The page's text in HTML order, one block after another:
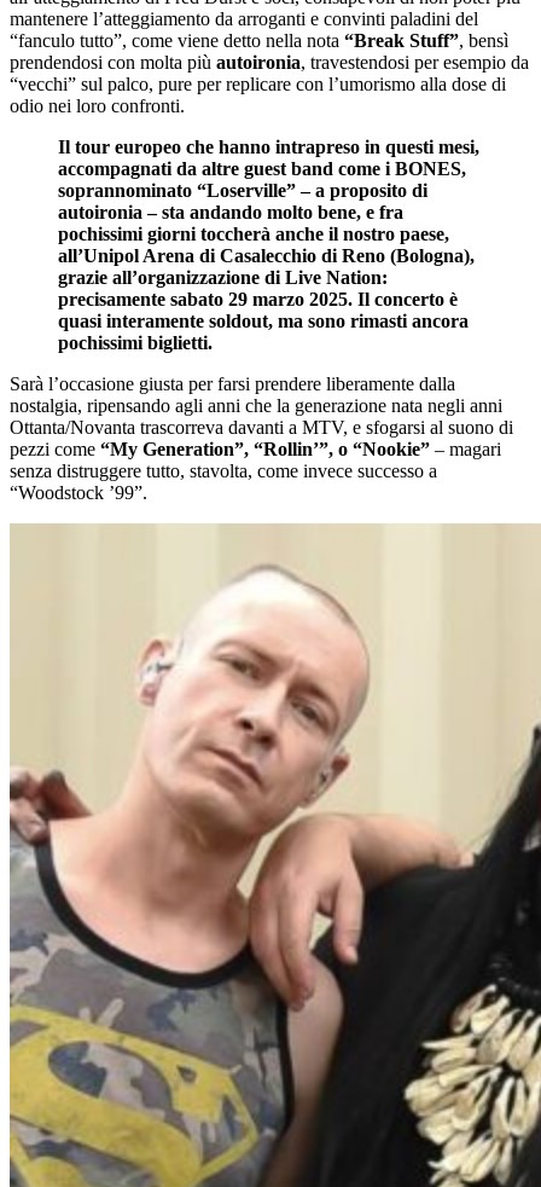
mantenere l’atteggiamento da arroganti e convinti paladini del
“fanculo tutto”, come viene detto nella nota “Break Stuff”, bensì
prendendosi con molta più autoironia, travestendosi per esempio da
“vecchi” sul palco, pure per replicare con l’umorismo alla dose di
odio nei loro confronti.
Il tour europeo che hanno intrapreso in questi mesi,
accompagnati da altre guest band come i BONES,
soprannominato “Loserville” – a proposito di
autoironia – sta andando molto bene, e fra
pochissimi giorni toccherà anche il nostro paese,
all’Unipol Arena di Casalecchio di Reno (Bologna),
grazie all’organizzazione di Live Nation:
precisamente sabato 29 marzo 2025. Il concerto è
quasi interamente soldout, ma sono rimasti ancora
pochissimi biglietti.
Sarà l’occasione giusta per farsi prendere liberamente dalla
nostalgia, ripensando agli anni che la generazione nata negli anni
Ottanta/Novanta trascorreva davanti a MTV, e sfogarsi al suono di
pezzi come “My Generation”, “Rollin’”, o “Nookie” – magari
senza distruggere tutto, stavolta, come invece successo a
“Woodstock ’99”.